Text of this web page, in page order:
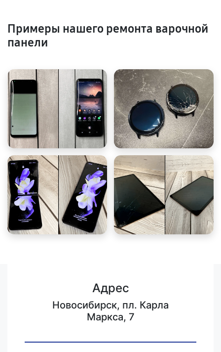
Примеры нашего ремонта варочной
панели
Адрес
Новосибирск, пл. Карла
Маркса, 7